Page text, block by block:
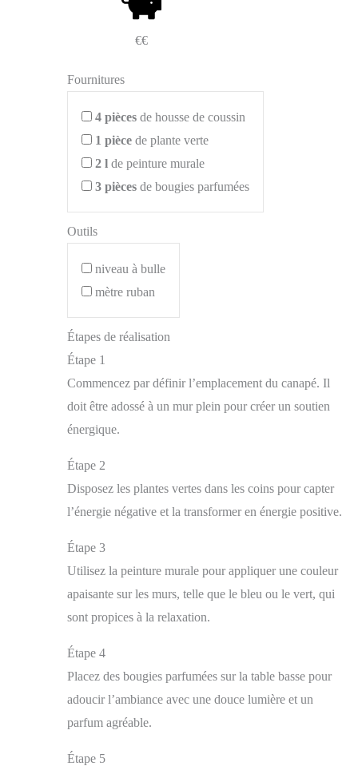
€€
Fournitures
4 pièces de housse de coussin
1 pièce de plante verte
2 l de peinture murale
3 pièces de bougies parfumées
Outils
niveau à bulle
mètre ruban
Étapes de réalisation
Étape 1
Commencez par définir l’emplacement du canapé. Il
doit être adossé à un mur plein pour créer un soutien
énergique.
Étape 2
Disposez les plantes vertes dans les coins pour capter
l’énergie négative et la transformer en énergie positive.
Étape 3
Utilisez la peinture murale pour appliquer une couleur
apaisante sur les murs, telle que le bleu ou le vert, qui
sont propices à la relaxation.
Étape 4
Placez des bougies parfumées sur la table basse pour
adoucir l’ambiance avec une douce lumière et un
parfum agréable.
Étape 5